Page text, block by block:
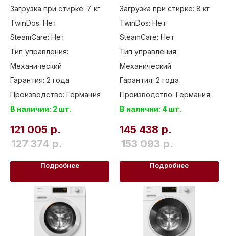
Загрузка при стирке: 7 кг
TwinDos: Нет
SteamCare: Нет
Тип управления:
Механический
Гарантия: 2 года
Производство: Германия
В наличии: 2 шт.
121 005 р.
127 374 р.
Подробнее
Загрузка при стирке: 8 кг
TwinDos: Нет
SteamCare: Нет
Тип управления:
Механический
Гарантия: 2 года
Производство: Германия
В наличии: 4 шт.
145 438 р.
153 093 р.
Подробнее